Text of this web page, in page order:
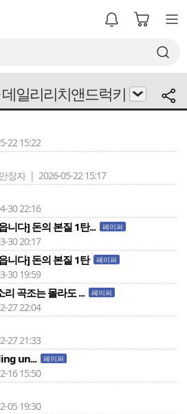
일리리치앤드럭키
22 15:22
장자 | 2026-05-22 15:17
30 22:16
니다] 돈의 본질 1탄... 페이퍼
30 20:17
니다] 돈의 본질 1탄 페이퍼
30 19:59
리 곡조는 몰라도 ... 페이퍼
27 22:04
27 21:33
un... 페이퍼
16 15:50
05 19:30